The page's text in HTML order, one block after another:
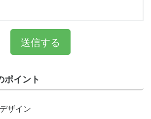
ポイント
ザイン